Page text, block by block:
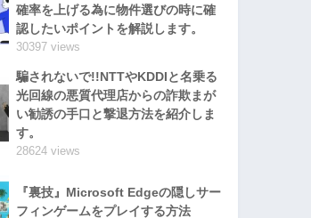
確率を上げる為に物件選びの時に確
認したいポイントを解説します。
30397 views
騙されないで!!NTTやKDDIと名乗る
光回線の悪質代理店からの詐欺まが
い勧誘の手口と撃退方法を紹介しま
す。
28624 views
『裏技』Microsoft Edgeの隠しサー
フィンゲームをプレイする方法